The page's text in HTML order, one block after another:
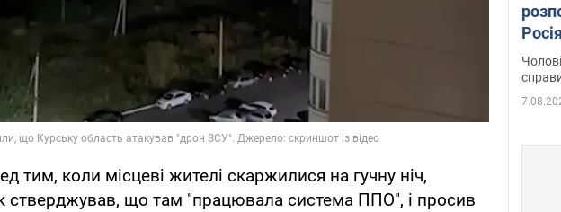
тим, коли місцеві жителі скаржилися на гучну ніч,
стверджував, що там "працювала система ППО", і просив
Фото